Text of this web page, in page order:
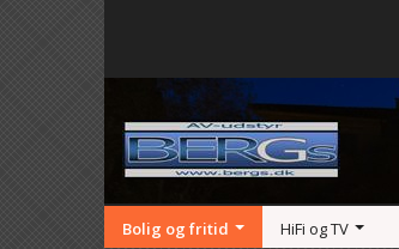
Bolig og fritid HiFi og TV